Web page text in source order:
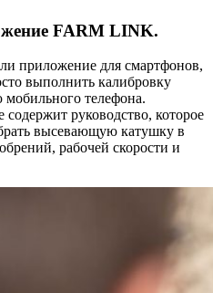
FARM LINK.
приложение для смартфонов,
выполнить калибровку
телефона.
руководство, которое
высевающую катушку в
рабочей скорости и